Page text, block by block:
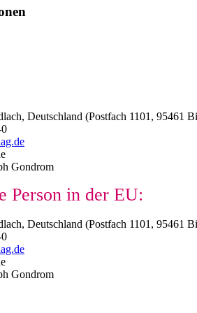
Deutschland (Postfach 1101, 95461
Gondrom
Person in der EU:
Deutschland (Postfach 1101, 95461
Gondrom